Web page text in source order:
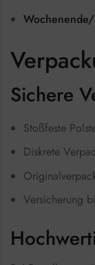
Sichere
Stoßfeste
Diskrete
Versicherung